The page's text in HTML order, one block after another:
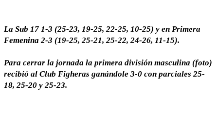
La Sub 17 1-3 (25-23, 19-25, 22-25, 10-25) y en Primera
Femenina 2-3 (19-25, 25-21, 25-22, 24-26, 11-15).
Para cerrar la jornada la primera división masculina (foto)
recibió al Club Figheras ganándole 3-0 con parciales 25-
18, 25-20 y 25-23.